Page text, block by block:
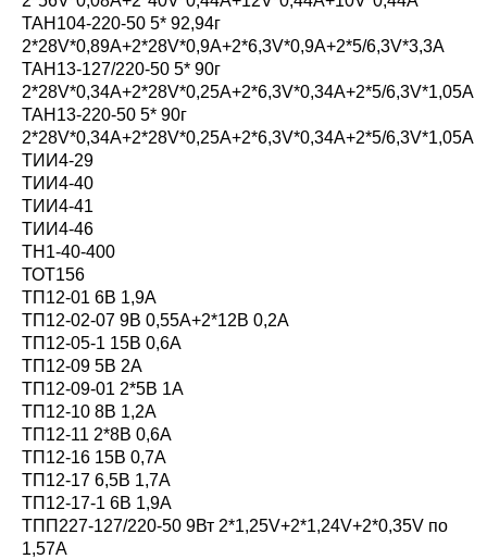
ТАН104-220-50 5* 92,94г
2*28V*0,89A+2*28V*0,9A+2*6,3V*0,9A+2*5/6,3V*3,3A
ТАН13-127/220-50 5* 90г
2*28V*0,34A+2*28V*0,25A+2*6,3V*0,34A+2*5/6,3V*1,05A
ТАН13-220-50 5* 90г
2*28V*0,34A+2*28V*0,25A+2*6,3V*0,34A+2*5/6,3V*1,05A
ТИИ4-29
ТИИ4-40
ТИИ4-41
ТИИ4-46
ТН1-40-400
ТОТ156
ТП12-01 6В 1,9А
ТП12-02-07 9В 0,55А+2*12В 0,2А
ТП12-05-1 15В 0,6А
ТП12-09 5В 2А
ТП12-09-01 2*5В 1А
ТП12-10 8В 1,2А
ТП12-11 2*8В 0,6А
ТП12-16 15В 0,7А
ТП12-17 6,5В 1,7А
ТП12-17-1 6В 1,9А
ТПП227-127/220-50 9Вт 2*1,25V+2*1,24V+2*0,35V по
1,57A